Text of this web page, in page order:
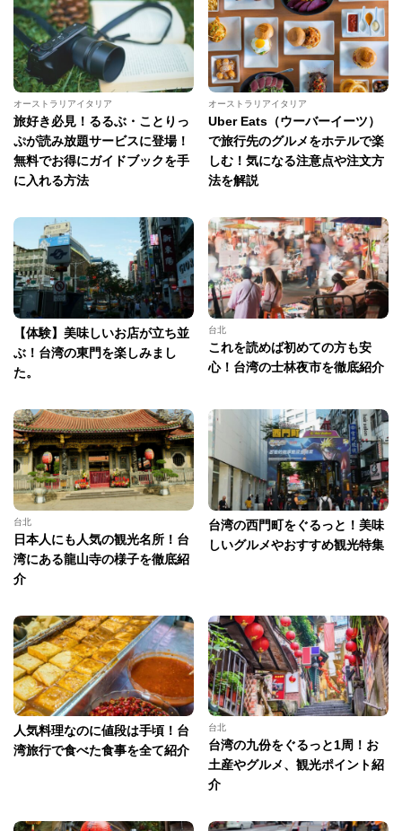
オーストラリアイタリア
旅好き必見！るるぶ・ことりっ
ぷが読み放題サービスに登場！
無料でお得にガイドブックを手
に入れる方法
オーストラリアイタリア
Uber Eats（ウーバーイーツ）
で旅行先のグルメをホテルで楽
しむ！気になる注意点や注文方
法を解説
【体験】美味しいお店が立ち並
ぶ！台湾の東門を楽しみまし
た。
台北
これを読めば初めての方も安
心！台湾の士林夜市を徹底紹介
台北
日本人にも人気の観光名所！台
湾にある龍山寺の様子を徹底紹
介
台湾の西門町をぐるっと！美味
しいグルメやおすすめ観光特集
人気料理なのに値段は手頃！台
湾旅行で食べた食事を全て紹介
台北
台湾の九份をぐるっと1周！お
土産やグルメ、観光ポイント紹
介